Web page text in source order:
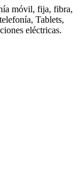
móvil, fija, fibra,
Tablets,
eléctricas.